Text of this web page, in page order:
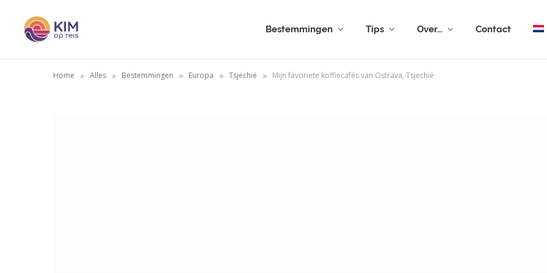
Bestemmingen Tips Over… Contact
Home » Alles » Bestemmingen » Europa » Tsjechië » Mijn favoriete koffiecafés van Ostrava, Tsjechië